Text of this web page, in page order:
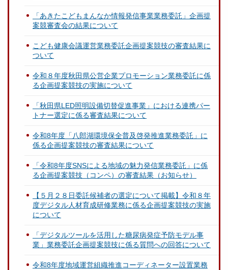
「あきたこどもまんなか情報発信事業業務委託」企画提
案競審査会の結果について
こども健康会議運営業務委託企画提案競技の審査結果に
ついて
令和８年度秋田県公営企業プロモーション業務委託に係
る企画提案競技の実施について
「秋田県LED照明設備切替促進事業」における連携パー
トナー選定に係る審査結果について
令和8年度「八郎湖環境保全普及啓発推進業務委託」に
係る企画提案競技の審査結果について
「令和8年度SNSによる地域の魅力発信業務委託」に係
る企画提案競技（コンペ）の審査結果（お知らせ）
【５月２８日委託候補者の選定について掲載】令和８年
度デジタル人材育成研修業務に係る企画提案競技の実施
について
「デジタルツールを活用した糖尿病発症予防モデル事
業」業務委託企画提案競技に係る質問への回答について
令和8年度地域運営組織推進コーディネーター設置業務